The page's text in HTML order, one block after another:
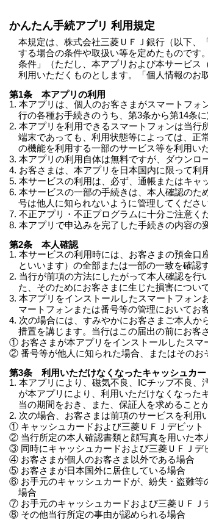
かんたん手続アプリ 利用規定
本規定は、株式会社三菱ＵＦＪ銀行（以下、
する場合の条件や取扱い等を定めたものです
条件」（ただし、本アプリおよび本サービス
利用いただくものとします。「個人情報のお
第1条 本アプリの利用
1. 本アプリは、個人のお客さまがスマートフ
行の各種お手続きのうち、第3条から第14条
2. 本アプリを利用できるスマートフォンは当
端末であっても、利用状態等によっては、正
の機能を利用する一部のサービス等を利用い
3. 本アプリの利用自体は無料ですが、ダウンロ
4. お客さまは、本アプリを日本国内に限って利
5. 本サービスの利用は、必ず、通帳またはキャ
6. 本サービスの一部の手続きは、本人確認の
号は他人に知られないように管理してください
7. 不正アプリ・不正プログラムに十分ご注意く
8. 本アプリで申込みを完了した手続きの内容の
第2条 本人確認
1. 本サービスの利用時には、お客さまの預金口
といいます）の全部または一部の一致を確認
2. 当行が前項の方法にしたがって本人確認を
た、そのためにお客さまに生じた損害につい
3. 本アプリをインストールしたスマートフォ
マートフォンまたは番号等の管理においてお
4. 次の場合には、すみやかにお客さまご本人
措置を講じます。当行はこの届出の前にお客
① お客さまが本アプリをインストールしたスマ
② 番号等が他人に知られた場合、またはそのお
第3条 利用いただけなくなったキャッシュカ
1. 本アプリにより、磁気不良、ICチップ不良
が本アプリにより、利用いただけなくなった
当の期間をおき、また、保証人を求めること
2. 次の場合、お客さまは前項のサービスを利用
① キャッシュカードおよび三菱ＵＦＪデビット
② 当行所定の本人確認書類と顔写真を用いた本
③ 同時にキャッシュカードおよび三菱ＵＦＪデ
④ お客さまが個人のお客さま以外である場合
⑤ お客さまが日本国外に居住している場合
⑥ お手元のキャッシュカードが、紛失・盗難等
場合
⑦ お手元のキャッシュカードおよび三菱ＵＦＪ
⑧ その他当行所定の事由が認められる場合